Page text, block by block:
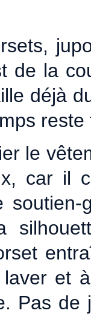
de la
déjà
reste
le
car il
soutien-
et
Pas